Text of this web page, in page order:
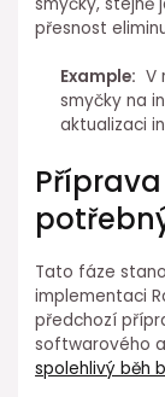
⁢přesnost
Example:
smyčky na
aktualizaci
Tato fáze
implementaci
předchozí
softwarového
spolehlivý běh